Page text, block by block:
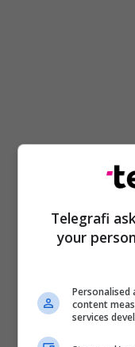
Telegrafi
your
Personalised
content
services